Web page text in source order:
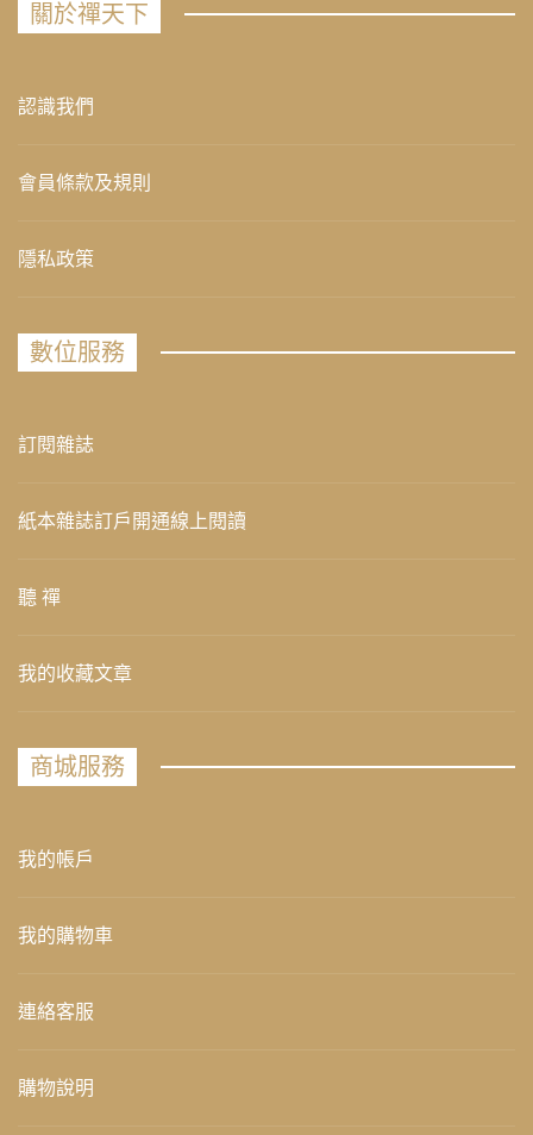
關於禪天下
認識我們
會員條款及規則
隱私政策
數位服務
訂閱雜誌
紙本雜誌訂戶開通線上閱讀
聽 禪
我的收藏文章
商城服務
我的帳戶
我的購物車
連絡客服
購物說明